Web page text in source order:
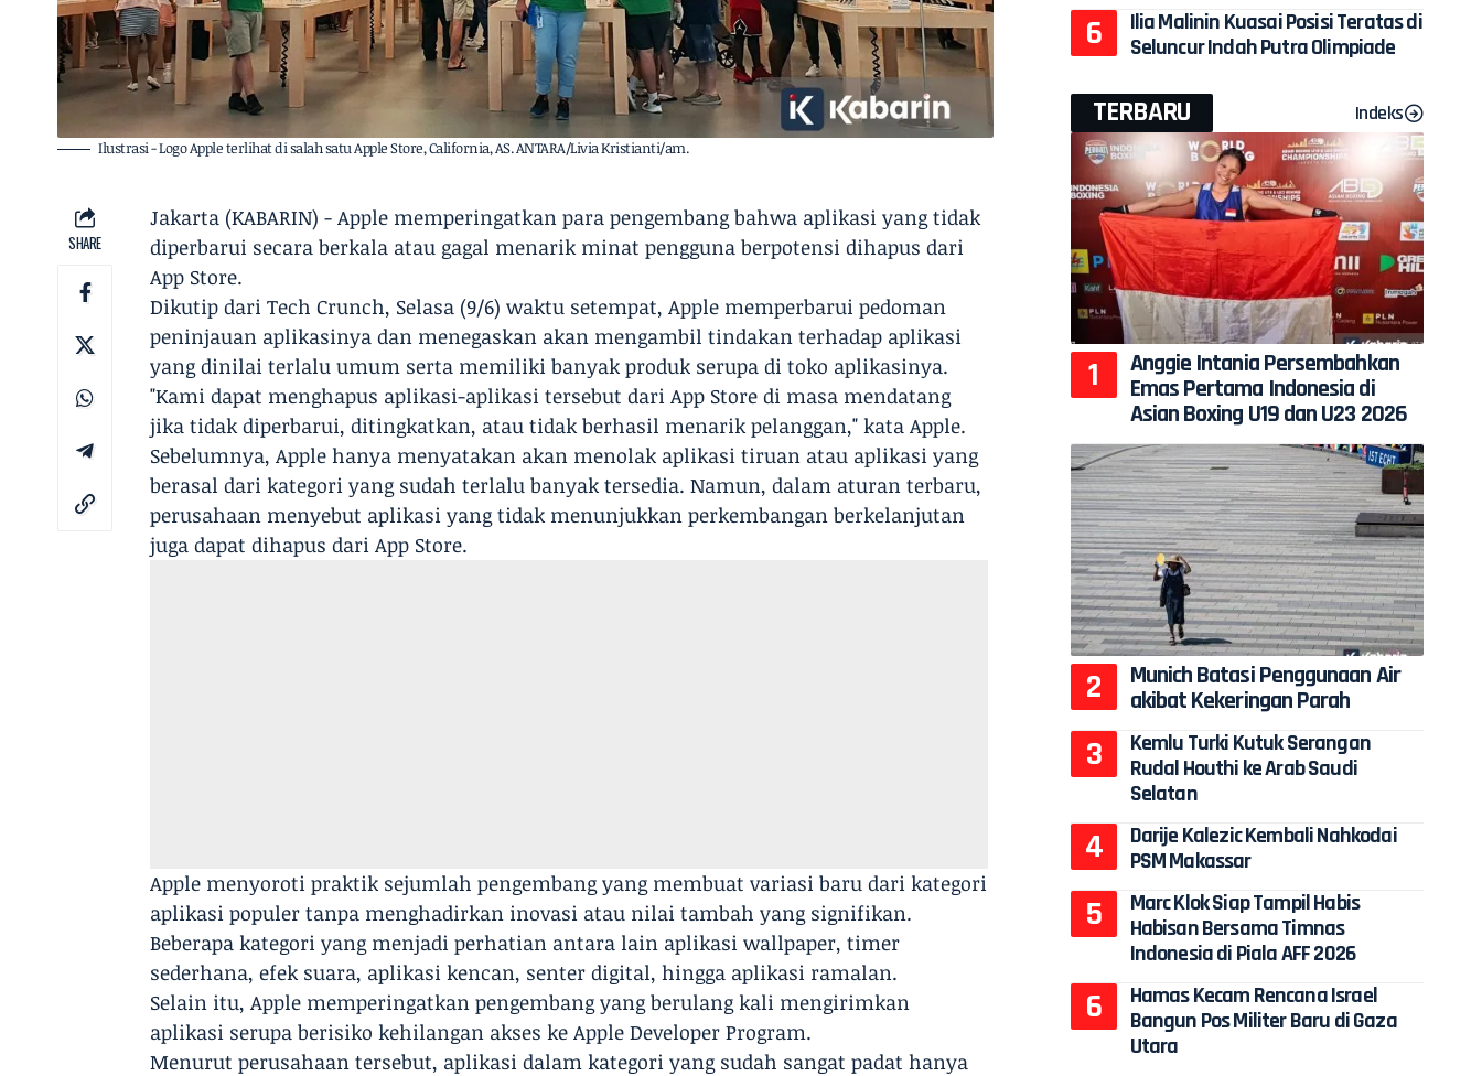
Ilustrasi - Logo Apple terlihat di salah satu Apple Store, California, AS. ANTARA/Livia Kristianti/am.
SHARE
Jakarta (KABARIN) - Apple memperingatkan para pengembang bahwa aplikasi yang tidak
diperbarui secara berkala atau gagal menarik minat pengguna berpotensi dihapus dari
App Store.
Dikutip dari Tech Crunch, Selasa (9/6) waktu setempat, Apple memperbarui pedoman
peninjauan aplikasinya dan menegaskan akan mengambil tindakan terhadap aplikasi
yang dinilai terlalu umum serta memiliki banyak produk serupa di toko aplikasinya.
"Kami dapat menghapus aplikasi-aplikasi tersebut dari App Store di masa mendatang
jika tidak diperbarui, ditingkatkan, atau tidak berhasil menarik pelanggan," kata Apple.
Sebelumnya, Apple hanya menyatakan akan menolak aplikasi tiruan atau aplikasi yang
berasal dari kategori yang sudah terlalu banyak tersedia. Namun, dalam aturan terbaru,
perusahaan menyebut aplikasi yang tidak menunjukkan perkembangan berkelanjutan
juga dapat dihapus dari App Store.
Apple menyoroti praktik sejumlah pengembang yang membuat variasi baru dari kategori
aplikasi populer tanpa menghadirkan inovasi atau nilai tambah yang signifikan.
Beberapa kategori yang menjadi perhatian antara lain aplikasi wallpaper, timer
sederhana, efek suara, aplikasi kencan, senter digital, hingga aplikasi ramalan.
Selain itu, Apple memperingatkan pengembang yang berulang kali mengirimkan
aplikasi serupa berisiko kehilangan akses ke Apple Developer Program.
Menurut perusahaan tersebut, aplikasi dalam kategori yang sudah sangat padat hanya
Ilia Malinin Kuasai Posisi Teratas di
Seluncur Indah Putra Olimpiade
TERBARU Indeks
Anggie Intania Persembahkan
Emas Pertama Indonesia di
Asian Boxing U19 dan U23 2026
Munich Batasi Penggunaan Air
akibat Kekeringan Parah
Kemlu Turki Kutuk Serangan
Rudal Houthi ke Arab Saudi
Selatan
Darije Kalezic Kembali Nahkodai
PSM Makassar
Marc Klok Siap Tampil Habis
Habisan Bersama Timnas
Indonesia di Piala AFF 2026
Hamas Kecam Rencana Israel
Bangun Pos Militer Baru di Gaza
Utara